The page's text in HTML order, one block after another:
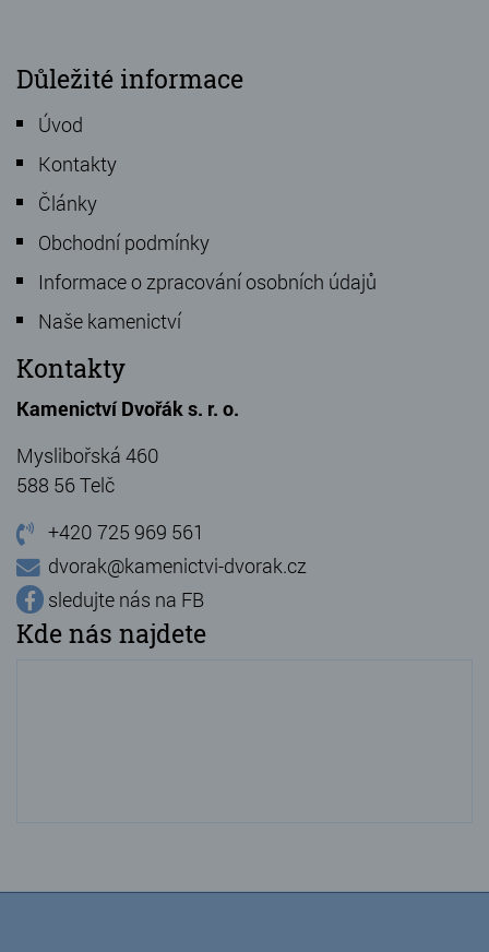
Důležité informace
Úvod
Kontakty
Články
Obchodní podmínky
Informace o zpracování osobních údajů
Naše kamenictví
Kontakty
Kamenictví Dvořák s. r. o.
Myslibořská 460
588 56 Telč
+420 725 969 561
dvorak@kamenictvi-dvorak.cz
sledujte nás na FB
Kde nás najdete